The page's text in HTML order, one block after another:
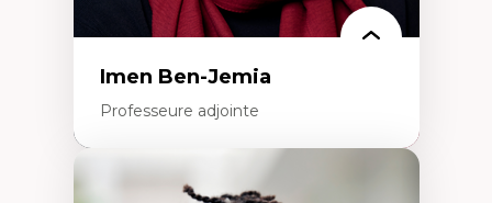
Imen Ben-Jemia
Professeure adjointe
Expertises